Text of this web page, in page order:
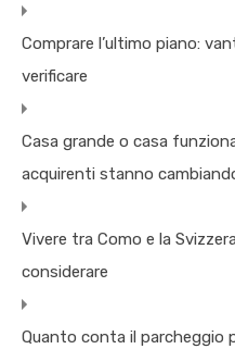
Comprare l’ultimo piano:
verificare
Casa grande o casa
acquirenti stanno
Vivere tra Como e la
considerare
Quanto conta il parcheggio